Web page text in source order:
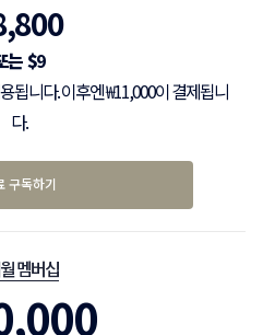
$9
됩니다. 이후엔 ₩11,000이 결제됩니
다.
구독하기
멤버십